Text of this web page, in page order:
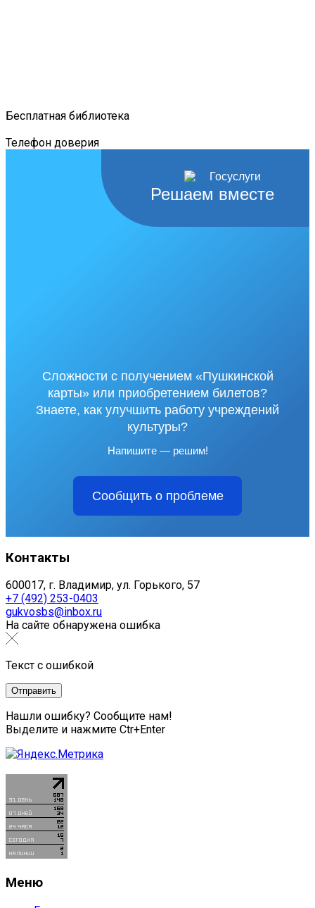
Бесплатная библиотека
Телефон доверия
Решаем вместе
Сложности с получением «Пушкинской
карты» или приобретением билетов?
Знаете, как улучшить работу учреждений
культуры?
Напишите — решим!
Сообщить о проблеме
Контакты
600017, г. Владимир, ул. Горького, 57
+7 (492) 253-0403
gukvosbs@inbox.ru
На сайте обнаружена ошибка
Текст с ошибкой
Нашли ошибку? Сообщите нам!
Выделите и нажмите Ctr+Enter
Меню